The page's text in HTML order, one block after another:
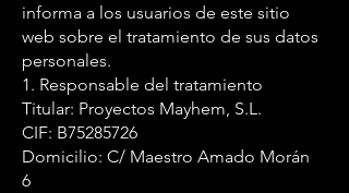
informa a los usuarios de este sitio
web sobre el tratamiento de sus datos
personales.
1. Responsable del tratamiento
Titular: Proyectos Mayhem, S.L.
CIF: B75285726
Domicilio: C/ Maestro Amado Morán
6